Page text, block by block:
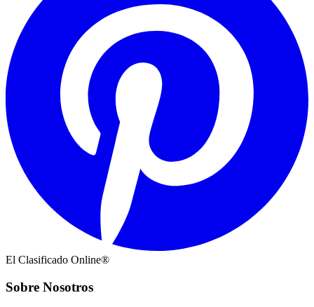
El Clasificado Online®
Sobre Nosotros